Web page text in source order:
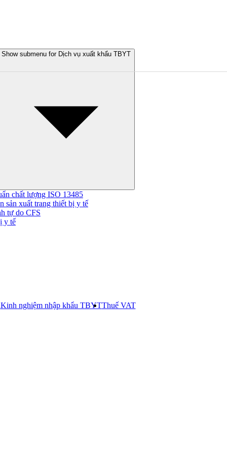
Show submenu for Dịch vụ xuất khẩu TBYT
chất lượng ISO 13485
sản xuất trang thiết bị y tế
tự do CFS
y tế
Kinh nghiệm nhập khẩu TBYTThuế VAT